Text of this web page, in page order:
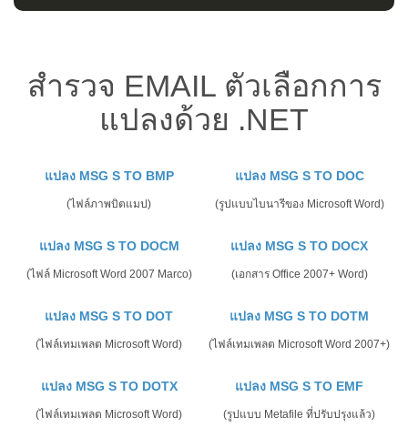
สำรวจ EMAIL ตัวเลือกการ
แปลงด้วย .NET
แปลง MSG S TO BMP
(ไฟล์ภาพบิตแมป)
แปลง MSG S TO DOC
(รูปแบบไบนารีของ Microsoft Word)
แปลง MSG S TO DOCM
(ไฟล์ Microsoft Word 2007 Marco)
แปลง MSG S TO DOCX
(เอกสาร Office 2007+ Word)
แปลง MSG S TO DOT
(ไฟล์เทมเพลต Microsoft Word)
แปลง MSG S TO DOTM
(ไฟล์เทมเพลต Microsoft Word 2007+)
แปลง MSG S TO DOTX
(ไฟล์เทมเพลต Microsoft Word)
แปลง MSG S TO EMF
(รูปแบบ Metafile ที่ปรับปรุงแล้ว)